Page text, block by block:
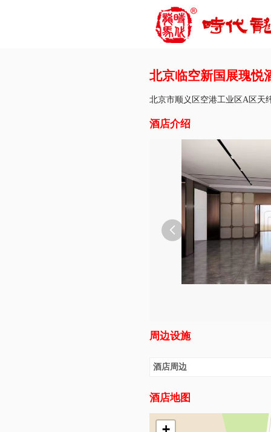
北京临空新国展瑰悦
北京市顺义区空港工业区A区天
酒店介绍
周边设施
酒店周边
酒店地图